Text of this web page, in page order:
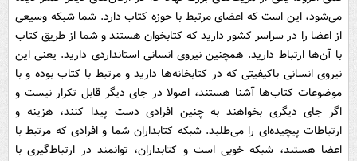
می‌شود، این است که اعضای مرتبط با حوزه کتاب دارد. شما شبکه وسیعی
از اعضا را در سراسر کشور دارید که کتابخوان هستند و شما از طریق کتاب
با آن‌ها ارتباط دارید. همچنین نیروی انسانی استانداردی دارید. یعنی این
نیروی انسانی باکیفیتی که در کتابخانه‌ها دارید و مرتبط با کتاب بوده و با
موضوعات کتاب‌ها آشنا هستند، اصولا در جای دیگر قابل تکرار نیست و
اگر جای دیگری بخواهند به چنین افرادی دست پیدا کنند، هزینه و
ارتباطات پیچیده‌ای را می‌طلبد. شبکه کتابداران شما و افرادی که مرتبط با
اعضا هستند، شبکه خوبی است و کتابداران، توانمند در ارتباط‌گیری با